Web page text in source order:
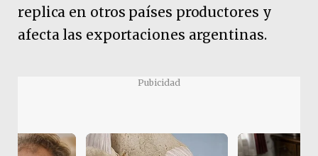
replica en otros países productores y
afecta las exportaciones argentinas.
Pubicidad